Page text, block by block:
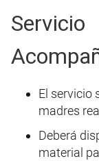
El servicio
madres
Deberá
material